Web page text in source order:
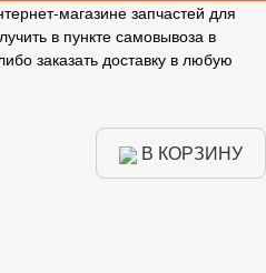
магазине запчастей для
в пункте самовывоза в
заказать доставку в любую
В КОРЗИНУ